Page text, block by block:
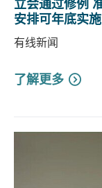
立会通过修例
安排可年底实施
有线新闻
了解更多